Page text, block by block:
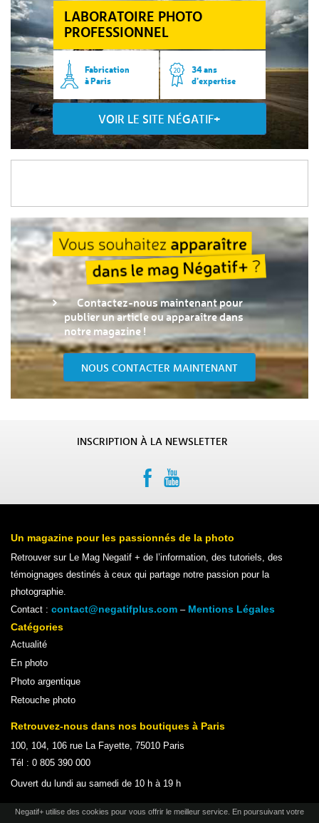
LABORATOIRE PHOTO
PROFESSIONNEL
Fabrication
à Paris
34 ans
d’expertise
VOIR LE SITE NÉGATIF+
Contactez-nous maintenant pour
publier un article ou apparaître dans
notre magazine !
NOUS CONTACTER MAINTENANT
INSCRIPTION À LA NEWSLETTER
Un magazine pour les passionnés de la photo
Retrouver sur Le Mag Negatif + de l’information, des tutoriels, des
témoignages destinés à ceux qui partage notre passion pour la
photographie.
Contact : contact@negatifplus.com – Mentions Légales
Catégories
Actualité
En photo
Photo argentique
Retouche photo
Retrouvez-nous dans nos boutiques à Paris
100, 104, 106 rue La Fayette, 75010 Paris
Tél : 0 805 390 000
Ouvert du lundi au samedi de 10 h à 19 h
Negatif+ utilise des cookies pour vous offrir le meilleur service. En poursuivant votre